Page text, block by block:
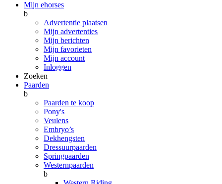
Mijn ehorses
b
Advertentie plaatsen
Mijn advertenties
Mijn berichten
Mijn favorieten
Mijn account
Inloggen
Zoeken
Paarden
b
Paarden te koop
Pony's
Veulens
Embryo’s
Dekhengsten
Dressuurpaarden
Springpaarden
Westernpaarden
b